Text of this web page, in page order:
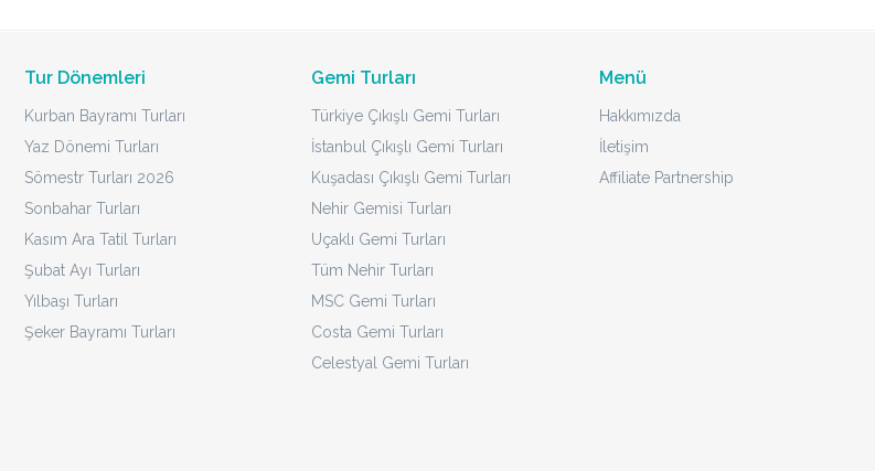
Tur Dönemleri
Kurban Bayramı Turları
Yaz Dönemi Turları
Sömestr Turları 2026
Sonbahar Turları
Kasım Ara Tatil Turları
Şubat Ayı Turları
Yılbaşı Turları
Şeker Bayramı Turları
Gemi Turları
Türkiye Çıkışlı Gemi Turları
İstanbul Çıkışlı Gemi Turları
Kuşadası Çıkışlı Gemi Turları
Nehir Gemisi Turları
Uçaklı Gemi Turları
Tüm Nehir Turları
MSC Gemi Turları
Costa Gemi Turları
Celestyal Gemi Turları
Menü
Hakkımızda
İletişim
Affiliate Partnership